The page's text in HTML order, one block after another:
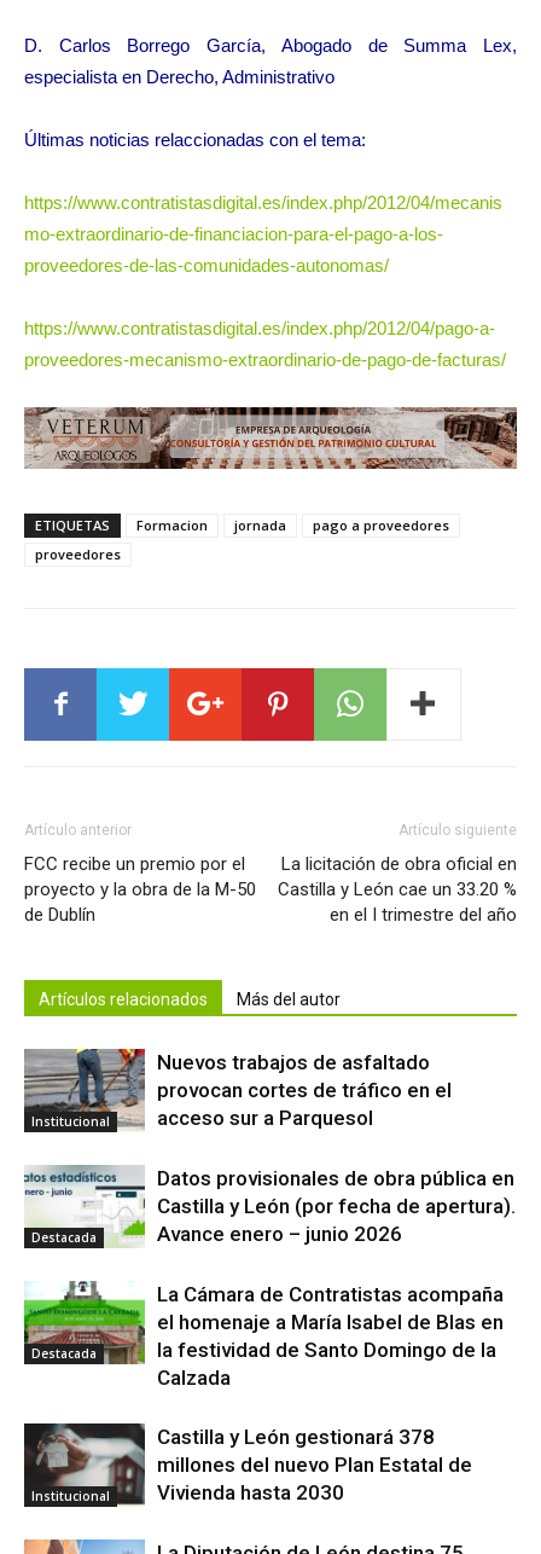
D. Carlos Borrego García, Abogado de Summa Lex,
especialista en Derecho, Administrativo
Últimas noticias relaccionadas con el tema:
https://www.contratistasdigital.es/index.php/2012/04/mecanis
mo-extraordinario-de-financiacion-para-el-pago-a-los-
proveedores-de-las-comunidades-autonomas/
https://www.contratistasdigital.es/index.php/2012/04/pago-a-
proveedores-mecanismo-extraordinario-de-pago-de-facturas/
ETIQUETAS Formacion jornada
pago a proveedores
proveedores
Artículo anterior
FCC recibe un premio por el
proyecto y la obra de la M-50
de Dublín
Artículo siguiente
La licitación de obra oficial en
Castilla y León cae un 33.20 %
en el I trimestre del año
Artículos relacionados Más del autor
Institucional
Nuevos trabajos de asfaltado
provocan cortes de tráfico en el
acceso sur a Parquesol
Destacada
Datos provisionales de obra pública en
Castilla y León (por fecha de apertura).
Avance enero – junio 2026
Destacada
La Cámara de Contratistas acompaña
el homenaje a María Isabel de Blas en
la festividad de Santo Domingo de la
Calzada
Institucional
Castilla y León gestionará 378
millones del nuevo Plan Estatal de
Vivienda hasta 2030